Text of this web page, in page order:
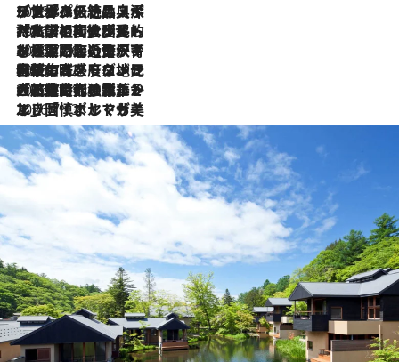
2026.8.8
リスボンの絶品スイーツ「パステル・デ・ナタ」とは？ポルトガル伝統の奥深い世界へ
2026.7.27
「私の祖国はポルトガル語です」国民的詩人フェルナンド・ペソアと、彼が愛した文学の街を歩く
2026.7.26
ポルトガル近海が育む極上の海の幸。キリリと冷えた白ワインと愉しむ、シーフード専門店の贅沢
2026.7.22
伝統の味をモダンに昇華。高感度な地元客が集う、リスボンの最旬ガストロノミー
2026.7.21
大航海時代の栄華から、震災、独裁、そして革命へ。ポルトガル・首都リスボンの石畳に刻まれた「歴史の光と影」
2026.7.13
エッセイ・ヤマザキマリ「慎ましくも美しき国 ポルトガル」